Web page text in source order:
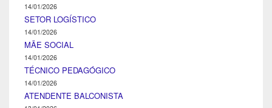
14/01/2026
SETOR LOGÍSTICO
14/01/2026
MÃE SOCIAL
14/01/2026
TÉCNICO PEDAGÓGICO
14/01/2026
ATENDENTE BALCONISTA